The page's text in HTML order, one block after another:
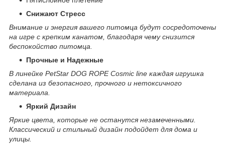
Снижают Стресс
Внимание и энергия вашего питомца будут сосредоточены
на игре с крепким канатом, благодаря чему снизится
беспокойство питомца.
Прочные и Надежные
В линейке PetStar DOG ROPE Cosmic line каждая игрушка
сделана из безопасного, прочного и нетоксичного
материала.
Яркий Дизайн
Яркие цвета, которые не останутся незамеченными.
Классический и стильный дизайн подойдет для дома и
улицы.